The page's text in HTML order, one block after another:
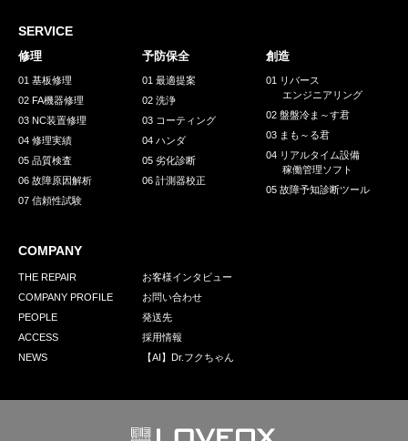
採用情報
GREEN CHALLENGE
環境への取り組み
お問い合わせ 発送先
SERVICE
修理
01 基板修理
02 FA機器修理
03 NC装置修理
04 修理実績
05 品質検査
06 故障原因解析
07 信頼性試験
予防保全
01 最適提案
02 洗浄
03 コーティング
04 ハンダ
05 劣化診断
06 計測器校正
創造
01 リバース
エンジニアリング
02 盤盤冷ま～す君
03 まも～る君
04 リアルタイム設備
稼働管理ソフト
05 故障予知診断ツール
COMPANY
THE REPAIR
COMPANY PROFILE
PEOPLE
ACCESS
NEWS
お客様インタビュー
お問い合わせ
発送先
採用情報
【AI】Dr.フクちゃん